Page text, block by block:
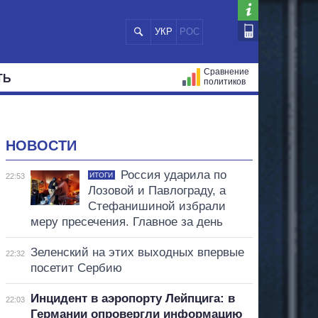
УКР РОС
Сравнение
политиков
НОВОСТИ
22:53 ИТОГИ
Россия ударила по
Лозовой и Павлограду, а
Стефанишиной избрали
меру пресечения. Главное за день
22:32
Зеленский на этих выходных впервые
посетит Сербию
22:03
Инцидент в аэропорту Лейпцига: в
Германии опровергли информацию